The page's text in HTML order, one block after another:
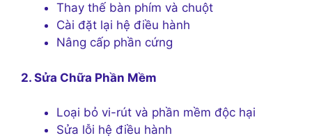
Thay thế bàn phím và chuột
Cài đặt lại hệ điều hành
Nâng cấp phần cứng
2. Sửa Chữa Phần Mềm
Loại bỏ vi-rút và phần mềm độc hại
Sửa lỗi hệ điều hành